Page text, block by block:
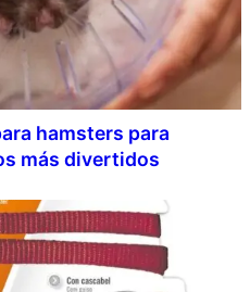
hamsters para
más divertidos